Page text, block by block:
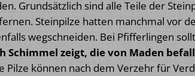
Grundsätzlich sind alle Teile der
Steinpilze hatten manchmal vor
wegschneiden. Bei Pfifferlingen
Schimmel zeigt, die von Maden
Pilze können nach dem Verzehr für